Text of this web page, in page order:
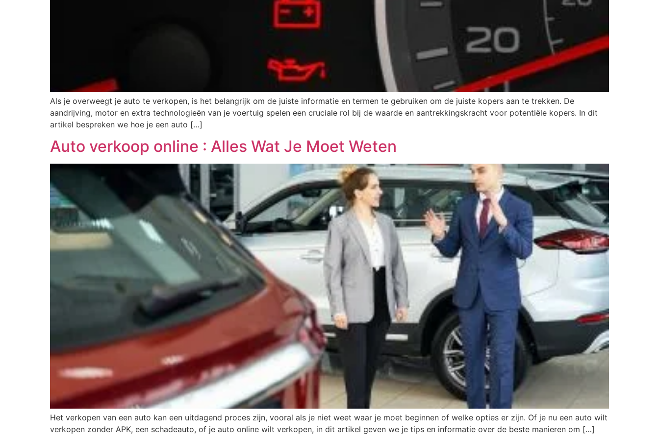
Als je overweegt je auto te verkopen, is het belangrijk om de juiste informatie en termen te gebruiken om de juiste kopers aan te trekken. De
aandrijving, motor en extra technologieën van je voertuig spelen een cruciale rol bij de waarde en aantrekkingskracht voor potentiële kopers. In dit
artikel bespreken we hoe je een auto […]
Auto verkoop online : Alles Wat Je Moet Weten
Het verkopen van een auto kan een uitdagend proces zijn, vooral als je niet weet waar je moet beginnen of welke opties er zijn. Of je nu een auto wilt
verkopen zonder APK, een schadeauto, of je auto online wilt verkopen, in dit artikel geven we je tips en informatie over de beste manieren om […]